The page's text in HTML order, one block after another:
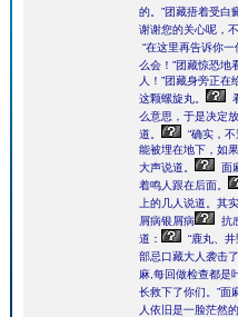
的。”团藏捂着受白
谢谢您的关心呢，
“在这里再告诉你
么会！”团藏惊恐地
人！”团藏身旁正
这颗螺旋丸。
么意思，于是决定
道。
“确实，
能被埋在地下，如
大声说道。
面
着鸣人跟在后面。
上的几人说道。其
屑病银屑病
抗
道：
“鹿丸、
部忌口藏大人袭击
麻,每回做检查都是
长救下了你们。”面
人依旧是一脸茫然